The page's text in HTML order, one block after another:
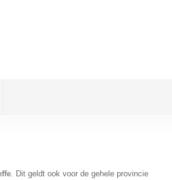
. Dit geldt ook voor de gehele provincie